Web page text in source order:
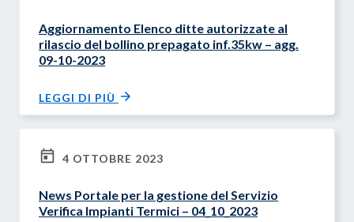
Aggiornamento Elenco ditte autorizzate al
rilascio del bollino prepagato inf.35kw – agg.
09-10-2023
LEGGI DI PIÙ
4 OTTOBRE 2023
News Portale per la gestione del Servizio
Verifica Impianti Termici – 04_10_2023